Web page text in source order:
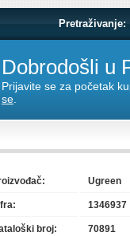
Pretraživanje:
Dobrodošli u
Prijavite se za početak
se
Ugreen
1346937
broj: 70891